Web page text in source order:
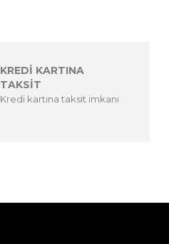
KREDİ KARTINA
TAKSİT
Kredi kartına taksit imkanı